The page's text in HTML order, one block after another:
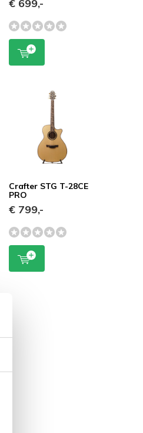
€ 699,-
Crafter STG T-28CE
PRO
€ 799,-